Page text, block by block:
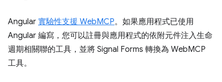
Angular 實驗性支援 WebMCP。如果應用程式已使用
Angular 編寫，您可以註冊與應用程式的依附元件注入生命
週期相關聯的工具，並將 Signal Forms 轉換為 WebMCP
工具。